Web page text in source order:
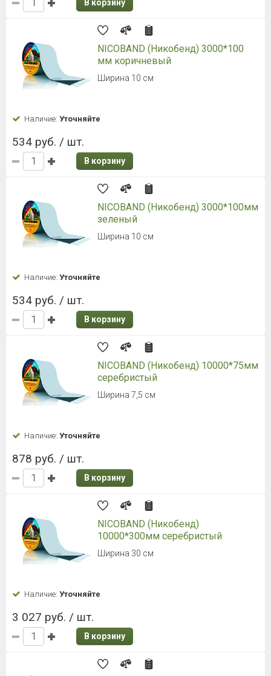
В корзину
NICOBAND (Никобенд) 3000*100
мм коричневый
Ширина 10 см
Наличие: Уточняйте
534 руб. / шт.
В корзину
NICOBAND (Никобенд) 3000*100мм
зеленый
Ширина 10 см
Наличие: Уточняйте
534 руб. / шт.
В корзину
NICOBAND (Никобенд) 10000*75мм
серебристый
Ширина 7,5 см
Наличие: Уточняйте
878 руб. / шт.
В корзину
NICOBAND (Никобенд)
10000*300мм серебристый
Ширина 30 см
Наличие: Уточняйте
3 027 руб. / шт.
В корзину